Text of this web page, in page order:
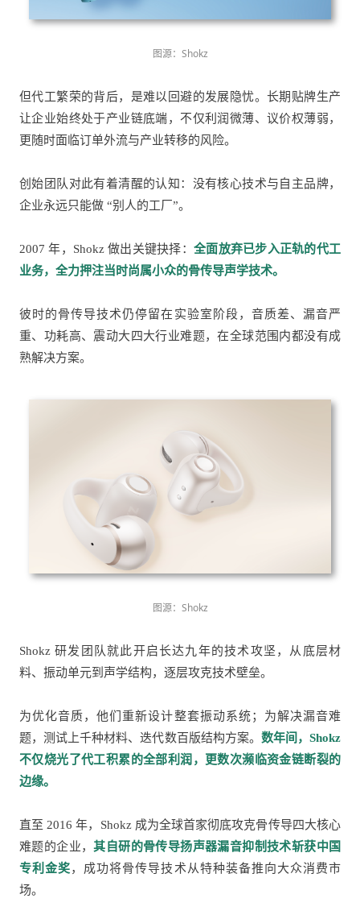
图源：Shokz
但代工繁荣的背后，是难以回避的发展隐忧。长期贴牌生产
让企业始终处于产业链底端，不仅利润微薄、议价权薄弱，
更随时面临订单外流与产业转移的风险。
创始团队对此有着清醒的认知：没有核心技术与自主品牌，
企业永远只能做 “别人的工厂”。
2007 年，Shokz 做出关键抉择： 全面放弃已步入正轨的代工
业务，全力押注当时尚属小众的骨传导声学技术。
彼时的骨传导技术仍停留在实验室阶段，音质差、漏音严
重、功耗高、震动大四大行业难题，在全球范围内都没有成
熟解决方案。
图源：Shokz
Shokz 研发团队就此开启长达九年的技术攻坚，从底层材
料、振动单元到声学结构，逐层攻克技术壁垒。
为优化音质，他们重新设计整套振动系统；为解决漏音难
题，测试上千种材料、迭代数百版结构方案。 数年间，Shokz
不仅烧光了代工积累的全部利润，更数次濒临资金链断裂的
边缘。
直至 2016 年，Shokz 成为全球首家彻底攻克骨传导四大核心
难题的企业，其自研的骨传导扬声器漏音抑制技术斩获中国
专利金奖，成功将骨传导技术从特种装备推向大众消费市
场。